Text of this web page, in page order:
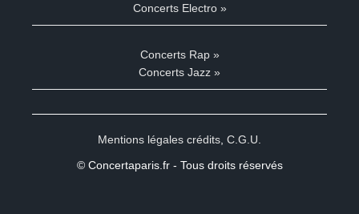
Concerts Electro »
Concerts Rap »
Concerts Jazz »
Mentions légales crédits C.G.U.
© Concertaparis.fr - Tous droits réservés